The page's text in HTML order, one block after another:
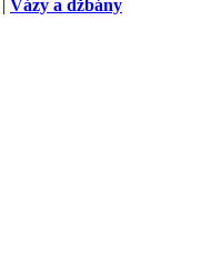
| Vázy a džbány